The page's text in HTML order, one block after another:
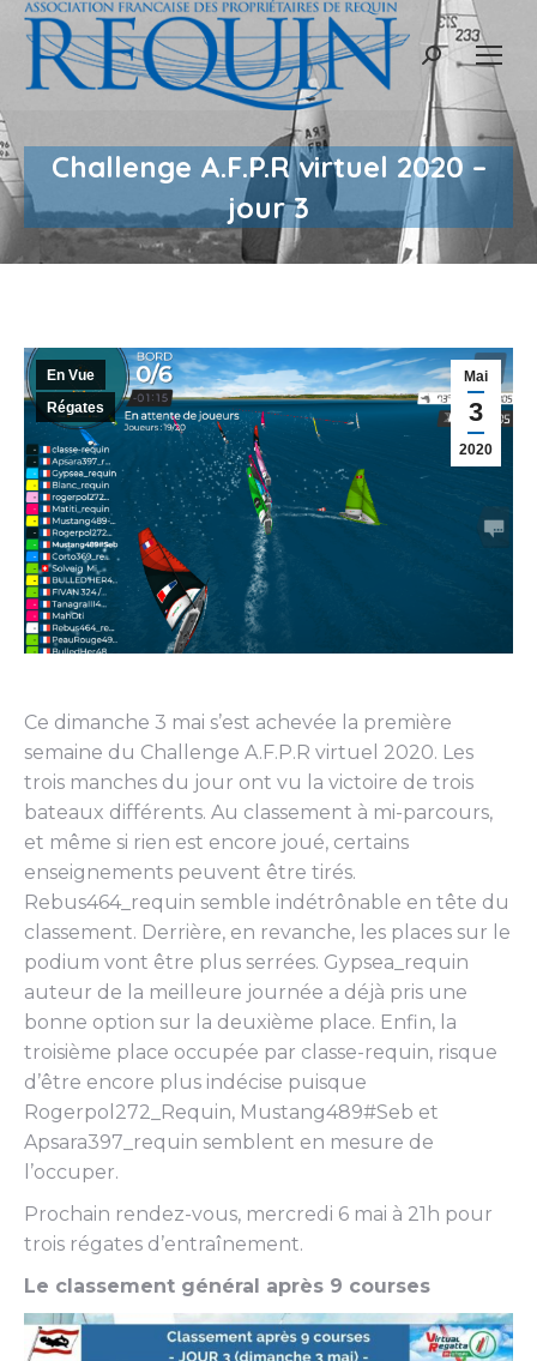
Recherche
Challenge A.F.P.R virtuel 2020 –
jour 3
Mai
3
2020
En Vue
Régates
Ce dimanche 3 mai s’est achevée la première
semaine du Challenge A.F.P.R virtuel 2020. Les
trois manches du jour ont vu la victoire de trois
bateaux différents. Au classement à mi-parcours,
et même si rien est encore joué, certains
enseignements peuvent être tirés.
Rebus464_requin semble indétrônable en tête du
classement. Derrière, en revanche, les places sur le
podium vont être plus serrées. Gypsea_requin
auteur de la meilleure journée a déjà pris une
bonne option sur la deuxième place. Enfin, la
troisième place occupée par classe-requin, risque
d’être encore plus indécise puisque
Rogerpol272_Requin, Mustang489#Seb et
Apsara397_requin semblent en mesure de
l’occuper.
Prochain rendez-vous, mercredi 6 mai à 21h pour
trois régates d’entraînement.
Le classement général après 9 courses